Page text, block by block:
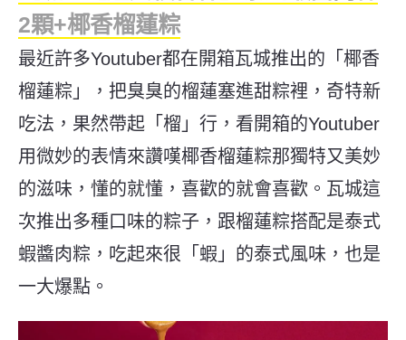
2顆+椰香榴蓮粽
最近許多Youtuber都在開箱瓦城推出的「椰香
榴蓮粽」，把臭臭的榴蓮塞進甜粽裡，奇特新
吃法，果然帶起「榴」行，看開箱的Youtuber
用微妙的表情來讚嘆椰香榴蓮粽那獨特又美妙
的滋味，懂的就懂，喜歡的就會喜歡。瓦城這
次推出多種口味的粽子，跟榴蓮粽搭配是泰式
蝦醬肉粽，吃起來很「蝦」的泰式風味，也是
一大爆點。